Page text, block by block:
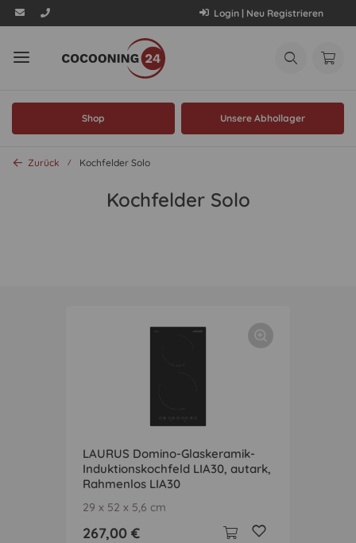
Login | Neu Registrieren
Shop Unsere Abhollager
Zurück Kochfelder Solo
Kochfelder Solo
LAURUS Domino-Glaskeramik-
Induktionskochfeld LIA30, autark,
Rahmenlos LIA30
29 x 52 x 5,6 cm
267,00 €